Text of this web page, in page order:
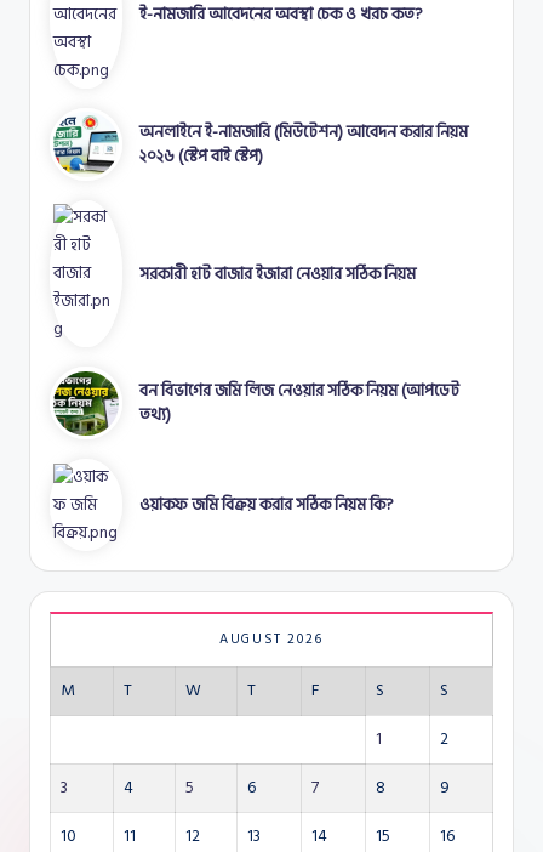
ই-নামজারি আবেদনের অবস্থা চেক ও খরচ কত?
অনলাইনে ই-নামজারি (মিউটেশন) আবেদন করার নিয়ম
২০২৬ (স্টেপ বাই স্টেপ)
সরকারী হাট বাজার ইজারা নেওয়ার সঠিক নিয়ম
বন বিভাগের জমি লিজ নেওয়ার সঠিক নিয়ম (আপডেট
তথ্য)
ওয়াকফ জমি বিক্রয় করার সঠিক নিয়ম কি?
AUGUST 2026
M T W T F S
S
1
2
3
4 5 6 7 8
9
10
11 12 13 14 15 16